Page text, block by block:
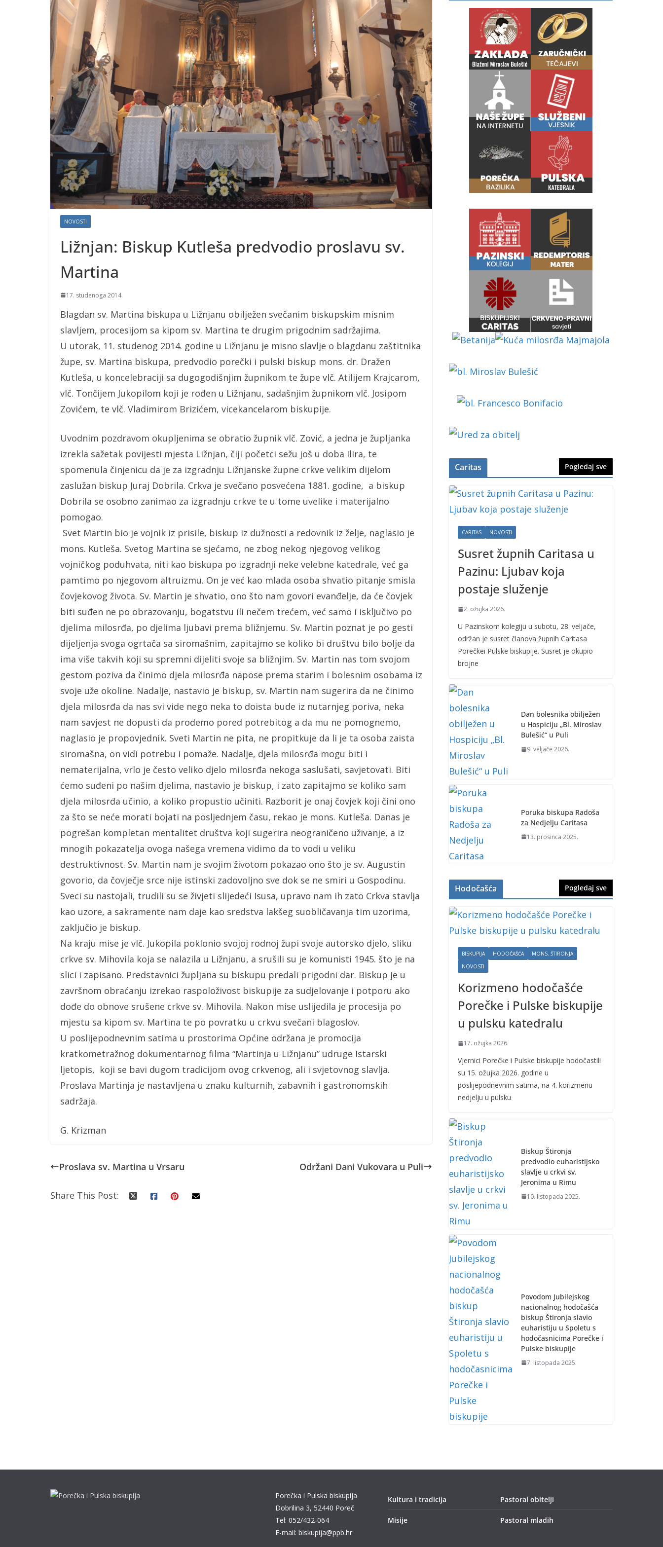
NOVOSTI
Ližnjan: Biskup Kutleša predvodio proslavu sv.
Martina
17. studenoga 2014.
Blagdan sv. Martina biskupa u Ližnjanu obilježen svečanim biskupskim misnim
slavljem, procesijom sa kipom sv. Martina te drugim prigodnim sadržajima.
U utorak, 11. studenog 2014. godine u Ližnjanu je misno slavlje o blagdanu zaštitnika
župe, sv. Martina biskupa, predvodio porečki i pulski biskup mons. dr. Dražen
Kutleša, u koncelebraciji sa dugogodišnjim župnikom te župe vlč. Atilijem Krajcarom,
vlč. Tončijem Jukopilom koji je rođen u Ližnjanu, sadašnjim župnikom vlč. Josipom
Zovićem, te vlč. Vladimirom Brizićem, vicekancelarom biskupije.
Uvodnim pozdravom okupljenima se obratio župnik vlč. Zović, a jedna je župljanka
izrekla sažetak povijesti mjesta Ližnjan, čiji početci sežu još u doba Ilira, te
spomenula činjenicu da je za izgradnju Ližnjanske župne crkve velikim dijelom
zaslužan biskup Juraj Dobrila. Crkva je svečano posvećena 1881. godine, a biskup
Dobrila se osobno zanimao za izgradnju crkve te u tome uvelike i materijalno
pomogao.
Svet Martin bio je vojnik iz prisile, biskup iz dužnosti a redovnik iz želje, naglasio je
mons. Kutleša. Svetog Martina se sjećamo, ne zbog nekog njegovog velikog
vojničkog poduhvata, niti kao biskupa po izgradnji neke velebne katedrale, već ga
pamtimo po njegovom altruizmu. On je već kao mlada osoba shvatio pitanje smisla
čovjekovog života. Sv. Martin je shvatio, ono što nam govori evanđelje, da će čovjek
biti suđen ne po obrazovanju, bogatstvu ili nečem trećem, već samo i isključivo po
djelima milosrđa, po djelima ljubavi prema bližnjemu. Sv. Martin poznat je po gesti
dijeljenja svoga ogrtača sa siromašnim, zapitajmo se koliko bi društvu bilo bolje da
ima više takvih koji su spremni dijeliti svoje sa bližnjim. Sv. Martin nas tom svojom
gestom poziva da činimo djela milosrđa napose prema starim i bolesnim osobama iz
svoje uže okoline. Nadalje, nastavio je biskup, sv. Martin nam sugerira da ne činimo
djela milosrđa da nas svi vide nego neka to doista bude iz nutarnjeg poriva, neka
nam savjest ne dopusti da prođemo pored potrebitog a da mu ne pomognemo,
naglasio je propovjednik. Sveti Martin ne pita, ne propitkuje da li je ta osoba zaista
siromašna, on vidi potrebu i pomaže. Nadalje, djela milosrđa mogu biti i
nematerijalna, vrlo je često veliko djelo milosrđa nekoga saslušati, savjetovati. Biti
ćemo suđeni po našim djelima, nastavio je biskup, i zato zapitajmo se koliko sam
djela milosrđa učinio, a koliko propustio učiniti. Razborit je onaj čovjek koji čini ono
za što se neće morati bojati na posljednjem času, rekao je mons. Kutleša. Danas je
pogrešan kompletan mentalitet društva koji sugerira neograničeno uživanje, a iz
mnogih pokazatelja ovoga našega vremena vidimo da to vodi u veliku
destruktivnost. Sv. Martin nam je svojim životom pokazao ono što je sv. Augustin
govorio, da čovječje srce nije istinski zadovoljno sve dok se ne smiri u Gospodinu.
Sveci su nastojali, trudili su se živjeti slijedeći Isusa, upravo nam ih zato Crkva stavlja
kao uzore, a sakramente nam daje kao sredstva lakšeg suobličavanja tim uzorima,
zaključio je biskup.
Na kraju mise je vlč. Jukopila poklonio svojoj rodnoj župi svoje autorsko djelo, sliku
crkve sv. Mihovila koja se nalazila u Ližnjanu, a srušili su je komunisti 1945. što je na
slici i zapisano. Predstavnici župljana su biskupu predali prigodni dar. Biskup je u
završnom obraćanju izrekao raspoloživost biskupije za sudjelovanje i potporu ako
dođe do obnove srušene crkve sv. Mihovila. Nakon mise uslijedila je procesija po
mjestu sa kipom sv. Martina te po povratku u crkvu svečani blagoslov.
U poslijepodnevnim satima u prostorima Općine održana je promocija
kratkometražnog dokumentarnog filma “Martinja u Ližnjanu” udruge Istarski
ljetopis, koji se bavi dugom tradicijom ovog crkvenog, ali i svjetovnog slavlja.
Proslava Martinja je nastavljena u znaku kulturnih, zabavnih i gastronomskih
sadržaja.
G. Krizman
Proslava sv. Martina u Vrsaru Održani Dani Vukovara u Puli
Share This Post:
Caritas Pogledaj sve
CARITAS NOVOSTI
Susret župnih Caritasa u
Pazinu: Ljubav koja
postaje služenje
2. ožujka 2026.
U Pazinskom kolegiju u subotu, 28. veljače,
održan je susret članova župnih Caritasa
Porečkei Pulske biskupije. Susret je okupio
brojne
Dan bolesnika obilježen
u Hospiciju „Bl. Miroslav
Bulešić“ u Puli
9. veljače 2026.
Poruka biskupa Radoša
za Nedjelju Caritasa
13. prosinca 2025.
Hodočašća Pogledaj sve
BISKUPIJA HODOČAŠĆA
MONS. ŠTIRONJA
NOVOSTI
Korizmeno hodočašće
Porečke i Pulske biskupije
u pulsku katedralu
17. ožujka 2026.
Vjernici Porečke i Pulske biskupije hodočastili
su 15. ožujka 2026. godine u
poslijepodnevnim satima, na 4. korizmenu
nedjelju u pulsku
Biskup Štironja
predvodio euharistijsko
slavlje u crkvi sv.
Jeronima u Rimu
10. listopada 2025.
Povodom Jubilejskog
nacionalnog hodočašća
biskup Štironja slavio
euharistiju u Spoletu s
hodočasnicima Porečke i
Pulske biskupije
7. listopada 2025.
Porečka i Pulska biskupija
Dobrilina 3, 52440 Poreč
Tel: 052/432-064
E-mail: biskupija@ppb.hr
Kultura i tradicija
Misije
Pastoral obitelji
Pastoral mladih